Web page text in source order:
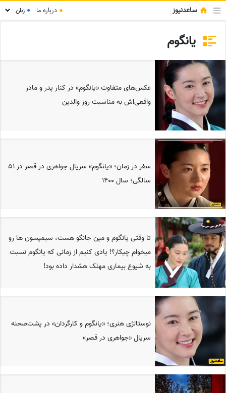
ساعدنیوز ● درباره ما ●
یانگوم
عکس‌های متفاوت «یانگوم» در کنار پدر و مادر
واقعی‌اش به مناسبت روز والدین
سفر در زمان؛ «یانگوم» سریال جواهری در قصر در 51
سالگی؛ سال 1400
تا وقتی یانگوم و مین جانگو هست، سیمپسون ها رو
میخوام چیکار؟! یادی کنیم از زمانی که یانگوم نسبت
به شیوع بیماری مهلک هشدار داده بود!
نوستالژی هنری؛ «یانگوم و کارگردان» در پشت‌صحنه
سریال «جواهری در قصر»